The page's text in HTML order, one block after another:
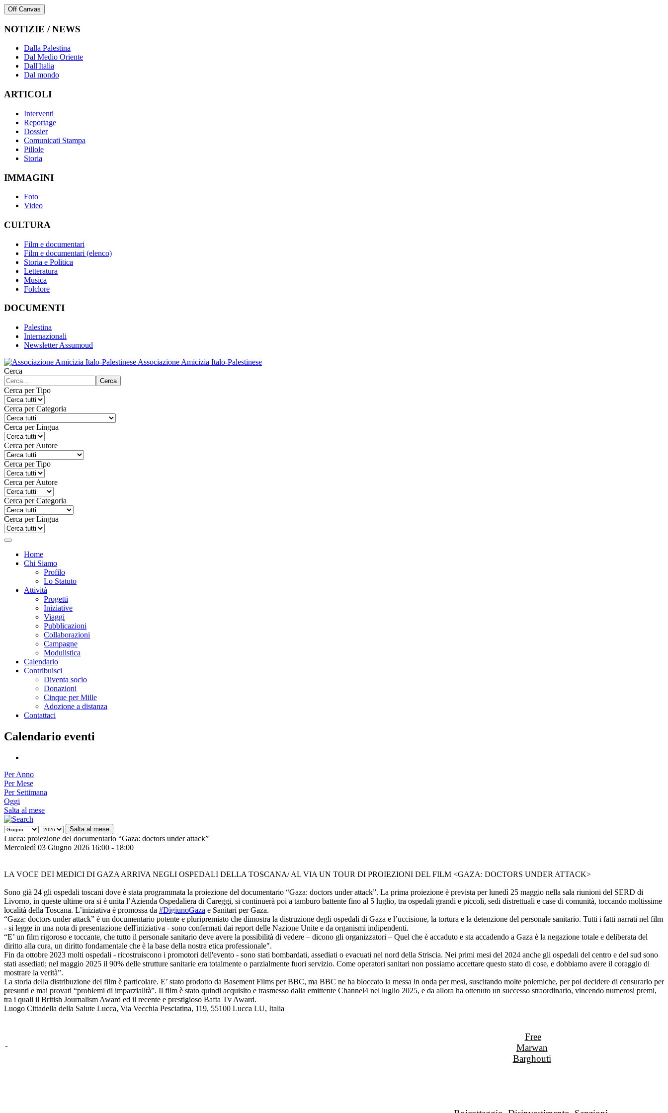
Off Canvas
NOTIZIE / NEWS
Dalla Palestina
Dal Medio Oriente
Dall'Italia
Dal mondo
ARTICOLI
Interventi
Reportage
Dossier
Comunicati Stampa
Pillole
Storia
IMMAGINI
Foto
Video
CULTURA
Film e documentari
Film e documentari (elenco)
Storia e Politica
Letteratura
Musica
Folclore
DOCUMENTI
Palestina
Internazionali
Newsletter Assumoud
Associazione Amicizia Italo-Palestinese
Cerca
Cerca
Cerca per Tipo
Cerca per Categoria
Cerca per Lingua
Cerca per Autore
Cerca per Tipo
Cerca per Autore
Cerca per Categoria
Cerca per Lingua
Home
Chi Siamo
Profilo
Lo Statuto
Attività
Progetti
Iniziative
Viaggi
Pubblicazioni
Collaborazioni
Campagne
Modulistica
Calendario
Contribuisci
Diventa socio
Donazioni
Cinque per Mille
Adozione a distanza
Contattaci
Calendario eventi
Per Anno
Per Mese
Per Settimana
Oggi
Salta al mese
Salta al mese
Lucca: proiezione del documentario “Gaza: doctors under attack”
Mercoledì 03 Giugno 2026 16:00 - 18:00
LA VOCE DEI MEDICI DI GAZA ARRIVA NEGLI OSPEDALI DELLA TOSCANA/ AL VIA UN TOUR DI PROIEZIONI DEL FILM <GAZA: DOCTORS UNDER ATTACK>
Sono già 24 gli ospedali toscani dove è stata programmata la proiezione del documentario “Gaza: doctors under attack”. La prima proiezione è prevista per lunedì 25 maggio nella sala riunioni del SERD di
Livorno, in queste ultime ora si è unita l’Azienda Ospedaliera di Careggi, si continuerà poi a tamburo battente fino al 5 luglio, tra ospedali grandi e piccoli, sedi distrettuali e case di comunità, toccando moltissime
località della Toscana. L’iniziativa è promossa da #DigiunoGaza e Sanitari per Gaza.
“Gaza: doctors under attack” è un documentario potente e pluripremiato che dimostra la distruzione degli ospedali di Gaza e l’uccisione, la tortura e la detenzione del personale sanitario. Tutti i fatti narrati nel film
- si legge in una nota di presentazione dell'iniziativa - sono confermati dai report delle Nazione Unite e da organismi indipendenti.
“E’ un film rigoroso e toccante, che tutto il personale sanitario deve avere la possibilità di vedere – dicono gli organizzatori – Quel che è accaduto e sta accadendo a Gaza è la negazione totale e deliberata del
diritto alla cura, un diritto fondamentale che è la base della nostra etica professionale".
Fin da ottobre 2023 molti ospedali - ricostruiscono i promotori dell'evento - sono stati bombardati, assediati o evacuati nel nord della Striscia. Nei primi mesi del 2024 anche gli ospedali del centro e del sud sono
stati assediati; nel maggio 2025 il 90% delle strutture sanitarie era totalmente o parzialmente fuori servizio. Come operatori sanitari non possiamo accettare questo stato di cose, e dobbiamo avere il coraggio di
mostrare la verità”.
La storia della distribuzione del film è particolare. E’ stato prodotto da Basement Films per BBC, ma BBC ne ha bloccato la messa in onda per mesi, suscitando molte polemiche, per poi decidere di censurarlo per
presunti e mai provati “problemi di imparzialità”. Il film è stato quindi acquisito e trasmesso dalla emittente Channel4 nel luglio 2025, e da allora ha ottenuto un successo straordinario, vincendo numerosi premi,
tra i quali il British Journalism Award ed il recente e prestigioso Bafta Tv Award.
Luogo Cittadella della Salute Lucca, Via Vecchia Pesciatina, 119, 55100 Lucca LU, Italia
Free
Marwan
Barghouti